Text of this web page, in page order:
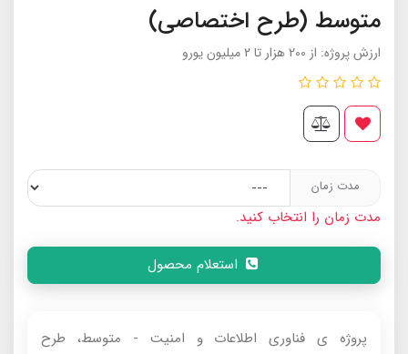
متوسط (طرح اختصاصی)
ارزش پروژه: از 200 هزار تا 2 میلیون یورو
مدت زمان
مدت زمان را انتخاب کنید.
پروژه ی فناوری اطلاعات و امنیت - متوسط، طرح